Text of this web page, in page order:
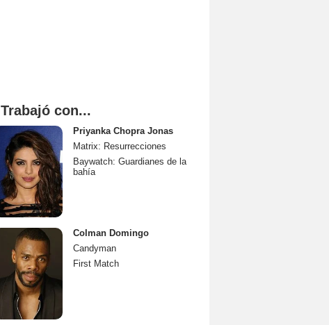
Trabajó con...
Priyanka Chopra Jonas
Matrix: Resurrecciones
Baywatch: Guardianes de la
bahía
Colman Domingo
Candyman
First Match